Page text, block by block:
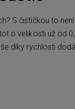
S čističkou to
o velikosti už od
díky rychlosti